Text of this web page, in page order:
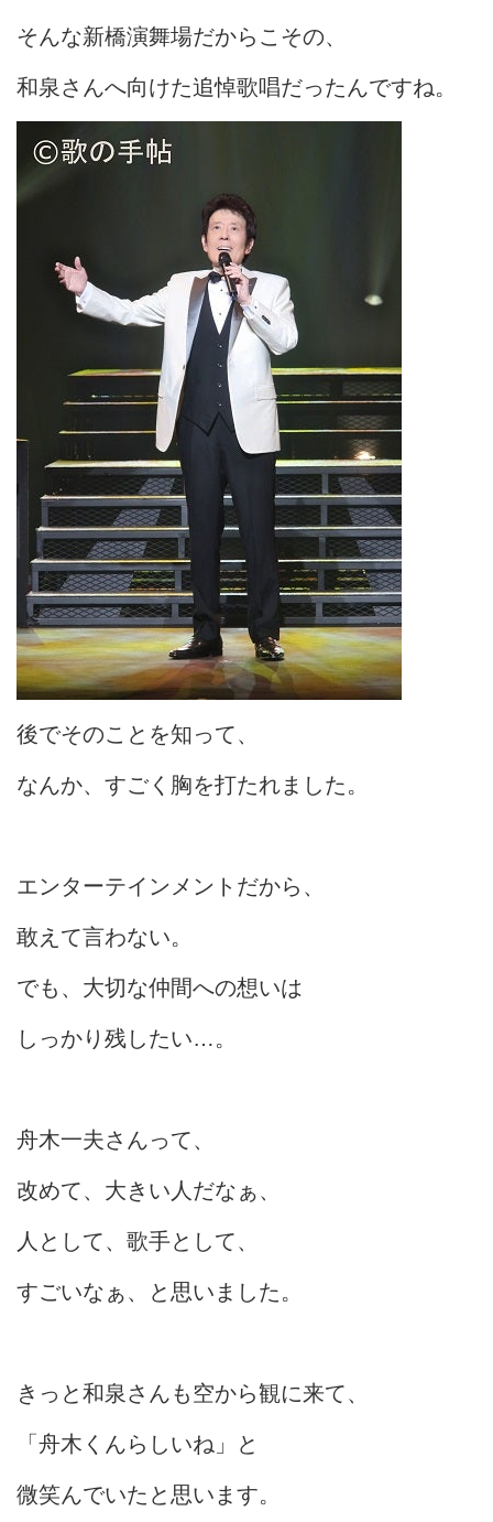
そんな新橋演舞場だからこその、
和泉さんへ向けた追悼歌唱だったんですね。
後でそのことを知って、
なんか、すごく胸を打たれました。
エンターテインメントだから、
敢えて言わない。
でも、大切な仲間への想いは
しっかり残したい…。
舟木一夫さんって、
改めて、大きい人だなぁ、
人として、歌手として、
すごいなぁ、と思いました。
きっと和泉さんも空から観に来て、
「舟木くんらしいね」と
微笑んでいたと思います。